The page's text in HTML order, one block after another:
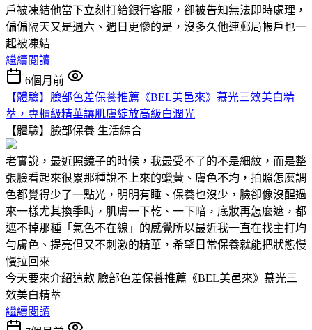
戶被凍結他當下立刻打給銀行客服，卻被告知無法即時處理，
偏偏隔天又是週六、週日更慘的是，沒多久他連郵局帳戶也一
起被凍結
繼續閱讀
6個月前
【體驗】臉部色差保養推薦《BEL美邑來》慕光三效美白精
萃，專櫃級精華讓肌膚綻放高級白潤光
【體驗】臉部保養 生活綜合
老實說，最近照鏡子的時候，我最受不了的不是細紋，而是整
張臉看起來很累那種說不上來的蠟黃、膚色不均，拍照怎麼調
色都覺得少了一點光，明明有睡、保養也沒少，臉卻像沒醒過
來一樣尤其換季時，肌膚一下乾、一下暗，底妝再怎麼遮，都
遮不掉那種「氣色不在線」的感覺所以最近我一直在找主打均
勻膚色、提亮但又不刺激的精華，希望日常保養就能把狀態慢
慢拉回來
今天要來介紹這款 臉部色差保養推薦《BEL美邑來》慕光三
效美白精萃
繼續閱讀